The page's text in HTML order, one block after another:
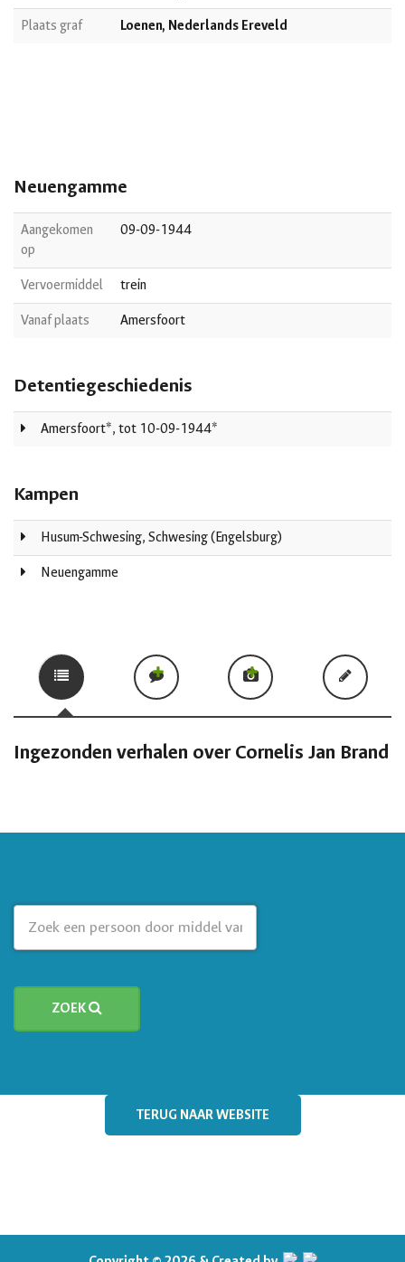
Plaats graf Loenen, Nederlands Ereveld
Neuengamme
Aangekomen
op
09-09-1944
Vervoermiddel trein
Vanaf plaats Amersfoort
Detentiegeschiedenis
Amersfoort*, tot 10-09-1944*
Kampen
Husum-Schwesing, Schwesing (Engelsburg)
Neuengamme
Ingezonden verhalen over Cornelis Jan Brand
ZOEK
TERUG NAAR WEBSITE